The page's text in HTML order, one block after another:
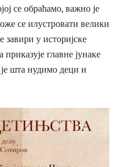
се обраћамо, важно је
се илустровати велики
завири у историјске
главне јунаке
шта нудимо деци и